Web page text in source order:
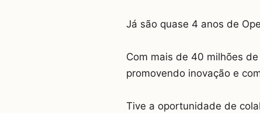
Já são quase 4 anos de
Com mais de 40 milhões
promovendo inovação e
Tive a oportunidade de